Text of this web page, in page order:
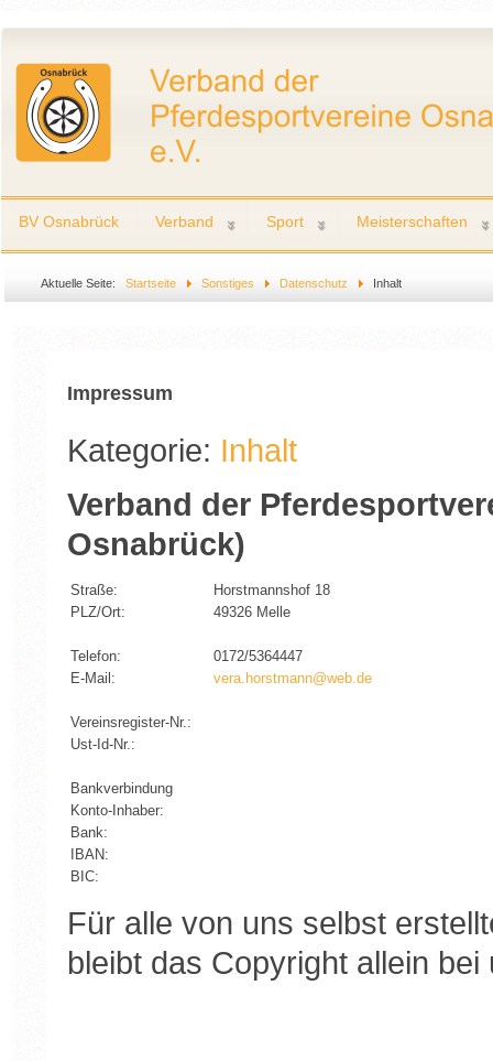
BV Osnabrück Verband Sport Meisterschaften
Aktuelle Seite: Startseite Sonstiges Datenschutz Inhalt
Impressum
Kategorie: Inhalt
Verband der
Osnabrück)
Straße:
Horstmannshof 18
PLZ/Ort:
49326 Melle
Telefon:
0172/5364447
E-Mail:
vera.horstmann@web.de
Vereinsregister-Nr.:
Ust-Id-Nr.:
Bankverbindung
Konto-Inhaber:
Bank:
IBAN:
BIC:
Für alle von uns selbst
bleibt das Copyright allein bei